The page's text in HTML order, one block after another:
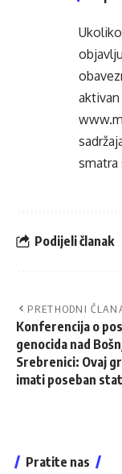
smatra
Podijeli članak
PRETHODNI
Konferencija o
genocida nad
Srebrenici: Ovaj
imati poseban
Pratite nas